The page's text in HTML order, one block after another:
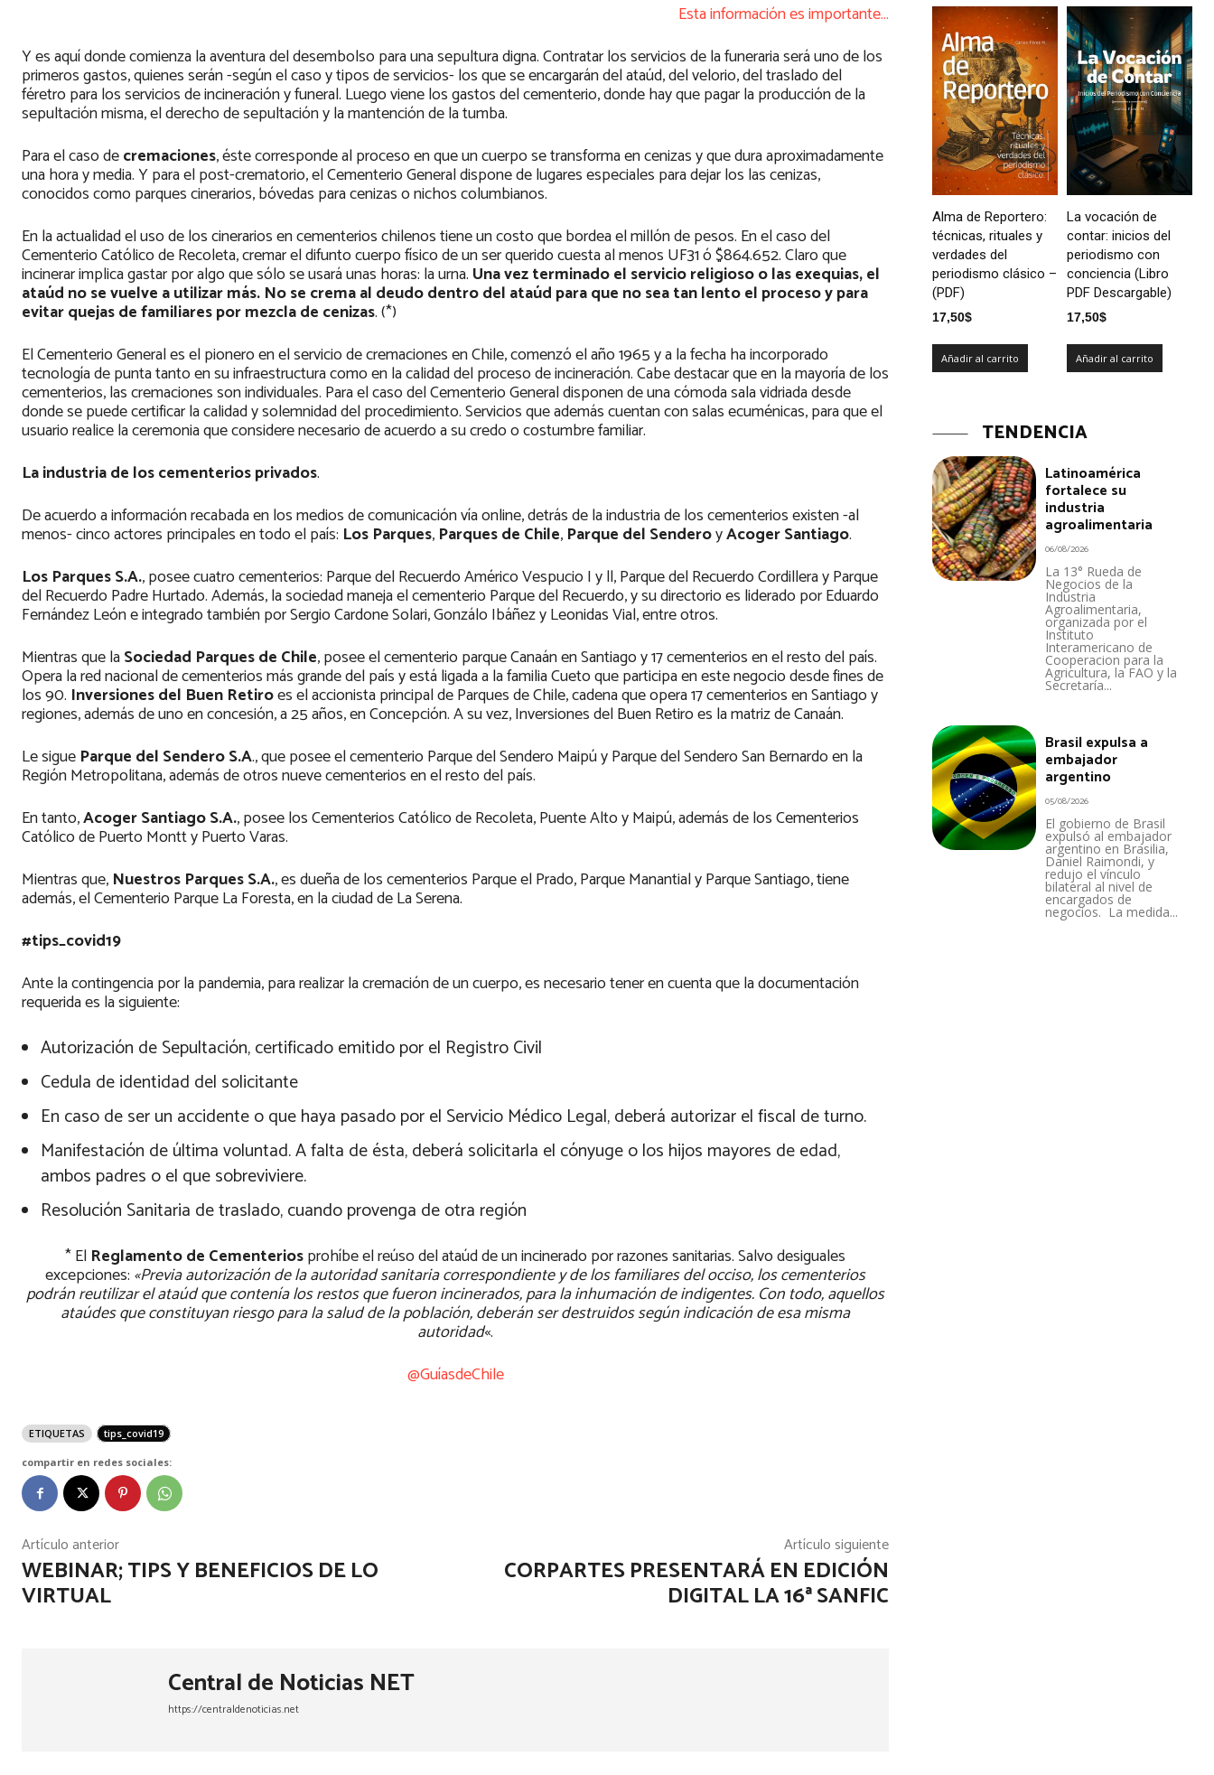
Esta información es importante…
Y es aquí donde comienza la aventura del desembolso para una sepultura digna. Contratar los servicios de la funeraria será uno de los
primeros gastos, quienes serán -según el caso y tipos de servicios- los que se encargarán del ataúd, del velorio, del traslado del
féretro para los servicios de incineración y funeral. Luego viene los gastos del cementerio, donde hay que pagar la producción de la
sepultación misma, el derecho de sepultación y la mantención de la tumba.
Para el caso decremaciones, éste corresponde al proceso en que un cuerpo se transforma en cenizas y que dura aproximadamente
una hora y media. Y para el post-crematorio, el Cementerio General dispone de lugares especiales para dejar los las cenizas,
conocidos como parques cinerarios, bóvedas para cenizas o nichos columbianos.
En la actualidad el uso de los cinerarios en cementerios chilenos tiene un costo que bordea el millón de pesos. En el caso del
Cementerio Católico de Recoleta, cremar el difunto cuerpo físico de un ser querido cuesta al menos UF31 ó $864.652. Claro que
incinerar implica gastar por algo que sólo se usará unas horas: la urna. Una vez terminado el servicio religioso o las exequias, el
ataúd no se vuelve a utilizar más. No se crema al deudo dentro del ataúd para que no sea tan lento el proceso y para
evitar quejas de familiares por mezcla de cenizas. (*)
El Cementerio General es el pionero en el servicio de cremaciones en Chile, comenzó el año 1965 y a la fecha ha incorporado
tecnología de punta tanto en su infraestructura como en la calidad del proceso de incineración. Cabe destacar que en la mayoría de los
cementerios, las cremaciones son individuales. Para el caso del Cementerio General disponen de una cómoda sala vidriada desde
donde se puede certificar la calidad y solemnidad del procedimiento. Servicios que además cuentan con salas ecuménicas, para que el
usuario realice la ceremonia que considere necesario de acuerdo a su credo o costumbre familiar.
La industria de los cementerios privados.
De acuerdo a información recabada en los medios de comunicación vía online, detrás de la industria de los cementerios existen -al
menos- cinco actores principales en todo el país: Los Parques, Parques de Chile, Parque del SenderoyAcoger Santiago.
Los Parques S.A., posee cuatro cementerios: Parque del Recuerdo Américo Vespucio I y ll, Parque del Recuerdo Cordillera y Parque
del Recuerdo Padre Hurtado. Además, la sociedad maneja el cementerio Parque del Recuerdo, y su directorio es liderado por Eduardo
Fernández León e integrado también por Sergio Cardone Solari, Gonzálo Ibáñez y Leonidas Vial, entre otros.
Mientras que laSociedad Parques de Chile, posee el cementerio parque Canaán en Santiago y 17 cementerios en el resto del país.
Opera la red nacional de cementerios más grande del país y está ligada a la familia Cueto que participa en este negocio desde fines de
los 90. Inversiones del Buen Retiroes el accionista principal de Parques de Chile, cadena que opera 17 cementerios en Santiago y
regiones, además de uno en concesión, a 25 años, en Concepción. A su vez, Inversiones del Buen Retiro es la matriz de Canaán.
Le sigue Parque del Sendero S.A., que posee el cementerio Parque del Sendero Maipú y Parque del Sendero San Bernardo en la
Región Metropolitana, además de otros nueve cementerios en el resto del país.
En tanto,Acoger Santiago S.A., posee los Cementerios Católico de Recoleta, Puente Alto y Maipú, además de los Cementerios
Católico de Puerto Montt y Puerto Varas.
Mientras que, Nuestros Parques S.A., es dueña de los cementerios Parque el Prado, Parque Manantial y Parque Santiago, tiene
además, el Cementerio Parque La Foresta, en la ciudad de La Serena.
#tips_covid19
Ante la contingencia por la pandemia, para realizar la cremación de un cuerpo, es necesario tener en cuenta que la documentación
requerida es la siguiente:
Autorización de Sepultación, certificado emitido por el Registro Civil
Cedula de identidad del solicitante
En caso de ser un accidente o que haya pasado por el Servicio Médico Legal, deberá autorizar el fiscal de turno.
Manifestación de última voluntad. A falta de ésta, deberá solicitarla el cónyuge o los hijos mayores de edad,
ambos padres o el que sobreviviere.
Resolución Sanitaria de traslado, cuando provenga de otra región
* El Reglamento de Cementeriosprohíbe el reúso del ataúd de un incinerado por razones sanitarias. Salvo desiguales
excepciones: «Previa autorización de la autoridad sanitaria correspondiente y de los familiares del occiso, los cementerios
podrán reutilizar el ataúd que contenía los restos que fueron incinerados, para la inhumación de indigentes. Con todo, aquellos
ataúdes que constituyan riesgo para la salud de la población, deberán ser destruidos según indicación de esa misma
autoridad«.
@GuíasdeChile
ETIQUETAS tips_covid19
compartir en redes sociales:
Artículo anterior
WEBINAR; TIPS Y BENEFICIOS DE LO
VIRTUAL
Artículo siguiente
CORPARTES PRESENTARÁ EN EDICIÓN
DIGITAL LA 16ª SANFIC
Central de Noticias NET
https://centraldenoticias.net
Alma de Reportero:
técnicas, rituales y
verdades del
periodismo clásico –
(PDF)
17,50$
Añadir al carrito
La vocación de
contar: inicios del
periodismo con
conciencia (Libro
PDF Descargable)
17,50$
Añadir al carrito
TENDENCIA
Latinoamérica
fortalece su
industria
agroalimentaria
06/08/2026
La 13° Rueda de
Negocios de la
Industria
Agroalimentaria,
organizada por el
Instituto
Interamericano de
Cooperacion para la
Agricultura, la FAO y la
Secretaría...
Brasil expulsa a
embajador
argentino
05/08/2026
El gobierno de Brasil
expulsó al embajador
argentino en Brasilia,
Daniel Raimondi, y
redujo el vínculo
bilateral al nivel de
encargados de
negocios. La medida...